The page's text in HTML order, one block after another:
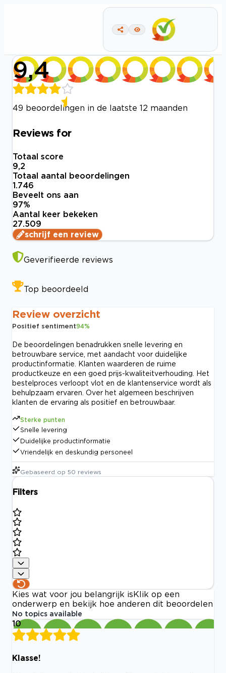
9,4
49 beoordelingen in de laatste 12 maanden
Reviews for
Totaal score
9,2
Totaal aantal beoordelingen
1.746
Beveelt ons aan
97%
Aantal keer bekeken
27.509
schrijf een review
Geverifieerde reviews
Top beoordeeld
Review overzicht
Positief sentiment94%
De beoordelingen benadrukken snelle levering en
betrouwbare service, met aandacht voor duidelijke
productinformatie. Klanten waarderen de ruime
productkeuze en een goed prijs-kwaliteitverhouding. Het
bestelproces verloopt vlot en de klantenservice wordt als
behulpzaam ervaren. Over het algemeen beschrijven
klanten de ervaring als positief en betrouwbaar.
Sterke punten
Snelle levering
Duidelijke productinformatie
Vriendelijk en deskundig personeel
Gebaseerd op 50 reviews
Filters
Kies wat voor jou belangrijk is Klik op een
onderwerp en bekijk hoe anderen dit beoordelen
No topics available
10
Klasse!